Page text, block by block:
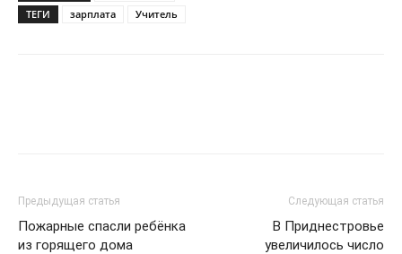
ТЕГИ зарплата Учитель
Предыдущая статья
Пожарные спасли ребёнка
из горящего дома
Следующая статья
В Приднестровье
увеличилось число